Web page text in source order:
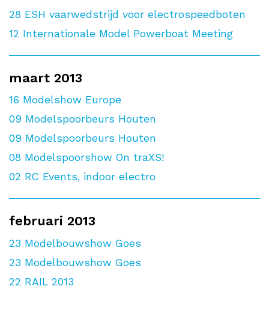
28 ESH vaarwedstrijd voor electrospeedboten
12 Internationale Model Powerboat Meeting
maart 2013
16 Modelshow Europe
09 Modelspoorbeurs Houten
09 Modelspoorbeurs Houten
08 Modelspoorshow On traXS!
02 RC Events, indoor electro
februari 2013
23 Modelbouwshow Goes
23 Modelbouwshow Goes
22 RAIL 2013